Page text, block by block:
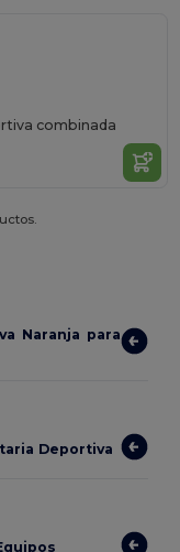
combinada
Naranja para
Deportiva